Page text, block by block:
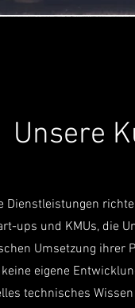
Unsere
Dienstleistungen
ups und KMUs, die
Umsetzung ihrer
keine eigene
technisches